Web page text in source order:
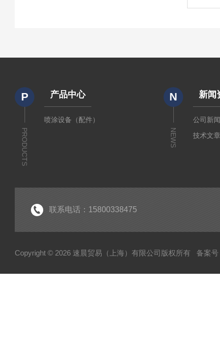
P
PRODUCTS
产品中心
喷涂设备（配件）
N
NEWS
新闻
公司新
技术文
联系电话：15800338475
Copyright © 2026 速晨贸易（上海）有限公司版权所有 备案号